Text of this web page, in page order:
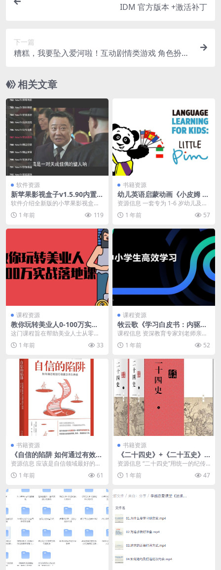
IDM 官方版本 +激活补丁
下一篇
糟糕，我要坠入爱河啦！互动剧情类游戏 角色扮演
相关文章
软件资源
新苹果影视盒子v1.5.90内置源
版点播+直播无限制
软件介绍全新版的小苹果影视盒子
正式登场了！这一产品系基于猫影
视进行二次开发，且内...
1 年前 119
书籍资源
幼儿英语启蒙动画《小皮姆 Li
ttle Pim (视频+音频+PDF) 》
资源信息 一套专为 1-6 岁幼儿及学
龄前儿童设计的沉浸式情景启蒙动
画，适合英语...
1 年前 57
课程资源
教你玩转美业人0-100万实战
落地课
这门课程旨在帮助美业人士从零开
始，实现业绩从0到100万的跨越。
涵盖营销策略、...
1 年前 33
课程资源
牧云歌《学习白皮书：内驱力
+标准学习+高效方法+学习规
课程信息 资深教育专家刘老师亲
授，通过科学的学习方法和实用的
技巧，引导大家掌握高...
1 年前 52
书籍资源
《自信的陷阱 如何通过有效行
动建立持久自信》
资源信息 应该是自信领域最好的书
了。 资源目录 ├── 自信的陷阱 (路
斯哈里斯...
1 年前 61
书籍资源
《二十四史》+《二十五史》
超全合集
资源信息 “二十四史”用统一的纪传
体裁，系统、完整地记录清以前各
个朝代的历史，共...
1 年前 47